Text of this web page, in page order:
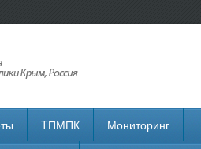
TПМПК Мониторинг